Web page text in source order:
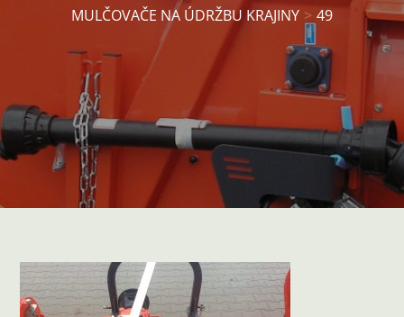
MULČOVAČE NA ÚDRŽBU KRAJINY
49